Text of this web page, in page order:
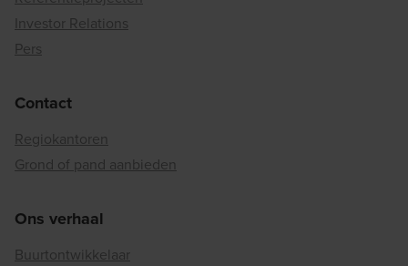
Investor Relations
Pers
Contact
Regiokantoren
Grond of pand aanbieden
Ons verhaal
Buurtontwikkelaar